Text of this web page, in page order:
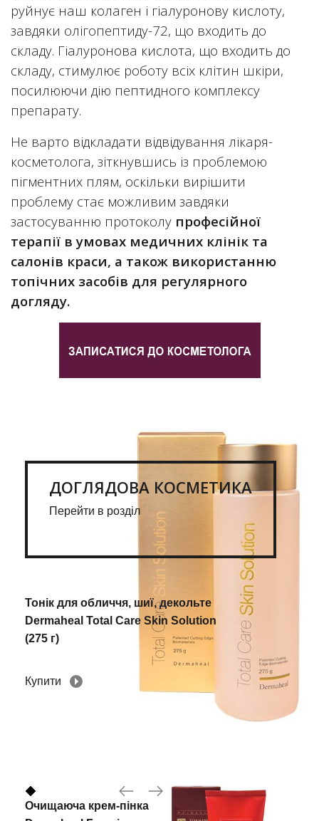
руйнує наш колаген і гіалуронову кислоту,
завдяки олігопептиду-72, що входить до
складу. Гіалуронова кислота, що входить до
складу, стимулює роботу всіх клітин шкіри,
посилюючи дію пептидного комплексу
препарату.
Не варто відкладати відвідування лікаря-
косметолога, зіткнувшись із проблемою
пігментних плям, оскільки вирішити
проблему стає можливим завдяки
застосуванню протоколу професійної
терапії в умовах медичних клінік та
салонів краси, а також використанню
топічних засобів для регулярного
догляду.
ДОГЛЯДОВА КОСМЕТИКА
Перейти в розділ
Тонік для обличчя, шиї, декольте
Dermaheal Total Care Skin Solution
(275 г)
Купити
Очищаюча крем-пінка